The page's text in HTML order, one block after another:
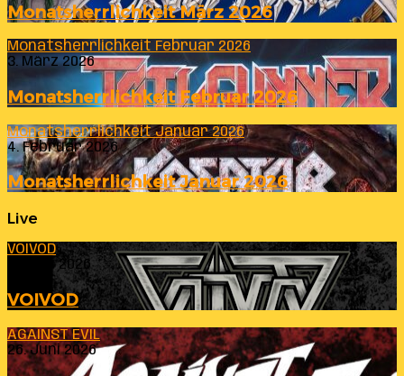
Monatsherrlichkeit März 2026
Monatsherrlichkeit Februar 2026
3. März 2026
Monatsherrlichkeit Februar 2026
Monatsherrlichkeit Januar 2026
4. Februar 2026
Monatsherrlichkeit Januar 2026
Live
VOIVOD
23. Juli 2026
VOIVOD
AGAINST EVIL
26. Juni 2026